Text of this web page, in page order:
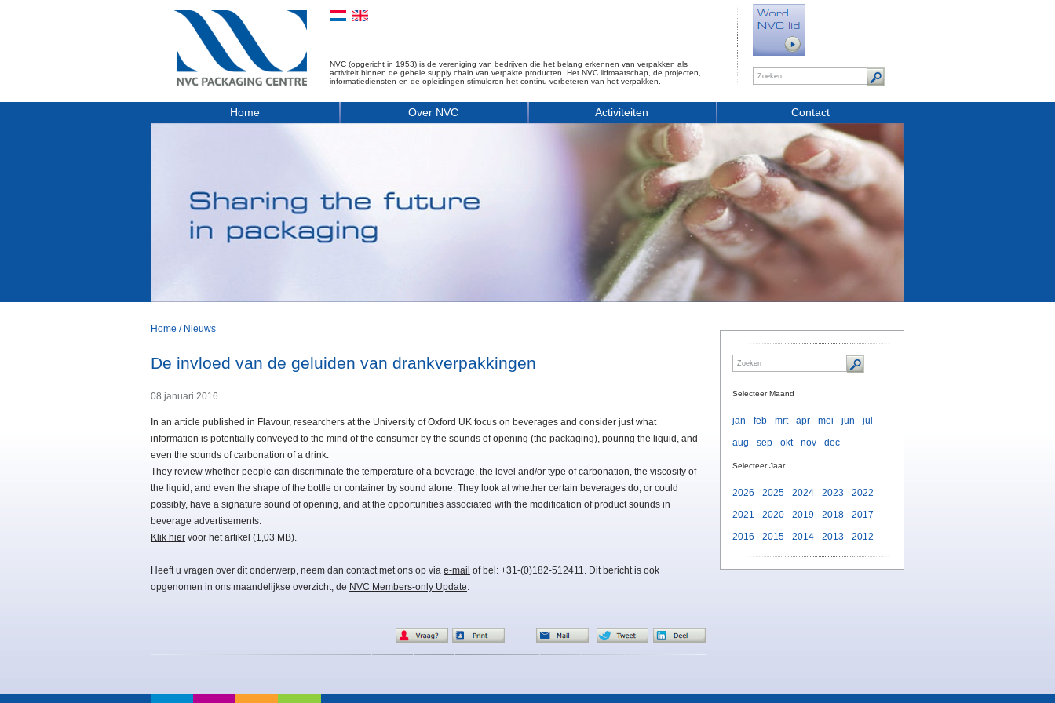
NVC (opgericht in 1953) is de vereniging van bedrijven die het belang erkennen van verpakken als
activiteit binnen de gehele supply chain van verpakte producten. Het NVC lidmaatschap, de projecten,
informatiediensten en de opleidingen stimuleren het continu verbeteren van het verpakken.
Home Over NVC Activiteiten Contact
Home / Nieuws
De invloed van de geluiden van drankverpakkingen
08 januari 2016
In an article published in Flavour, researchers at the University of Oxford UK focus on beverages and consider just what
information is potentially conveyed to the mind of the consumer by the sounds of opening (the packaging), pouring the liquid, and
even the sounds of carbonation of a drink.
They review whether people can discriminate the temperature of a beverage, the level and/or type of carbonation, the viscosity of
the liquid, and even the shape of the bottle or container by sound alone. They look at whether certain beverages do, or could
possibly, have a signature sound of opening, and at the opportunities associated with the modification of product sounds in
beverage advertisements.
Klik hier voor het artikel (1,03 MB).
Heeft u vragen over dit onderwerp, neem dan contact met ons op via e-mail of bel: +31-(0)182-512411. Dit bericht is ook
opgenomen in ons maandelijkse overzicht, de NVC Members-only Update.
Selecteer Maand
jan feb mrt apr mei jun
jul
aug
sep okt nov dec
Selecteer Jaar
2026 2025 2024 2023
2022
2021
2020 2019 2018
2017
2016
2015 2014 2013 2012